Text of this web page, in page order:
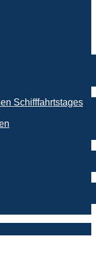
Schifffahrtstages